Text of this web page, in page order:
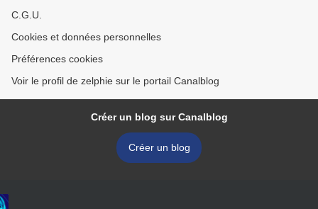
C.G.U.
Cookies et données personnelles
Préférences cookies
Voir le profil de zelphie sur le portail Canalblog
Créer un blog sur Canalblog
Créer un blog